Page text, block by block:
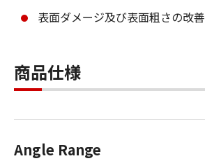
表面ダメージ及び表面粗さの改善
商品仕様
Angle Range